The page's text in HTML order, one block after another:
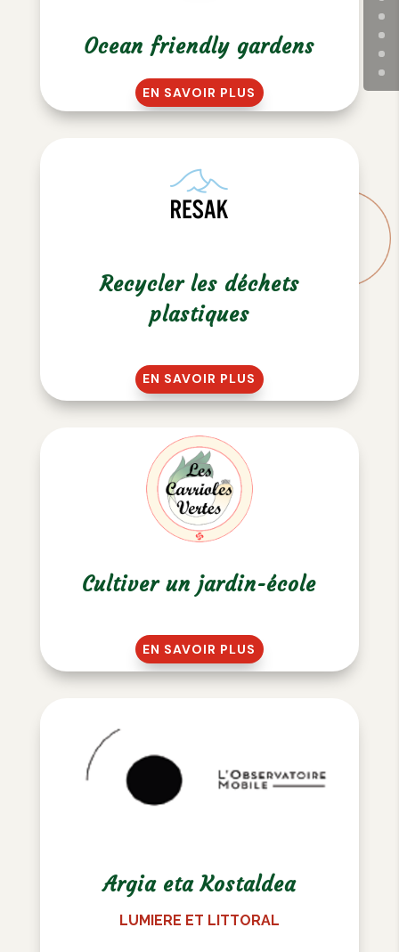
Ocean friendly gardens
EN SAVOIR PLUS
Recycler les déchets
plastiques
EN SAVOIR PLUS
Cultiver un jardin-école
EN SAVOIR PLUS
Argia eta Kostaldea
LUMIERE ET LITTORAL